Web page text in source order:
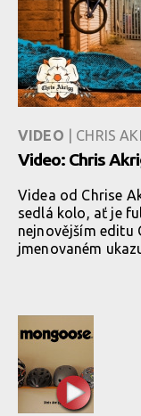
VIDEO | CHRIS
Video: Chris
Videa od Chrise
sedlá kolo, ať je
nejnovějším editu
jmenovaném